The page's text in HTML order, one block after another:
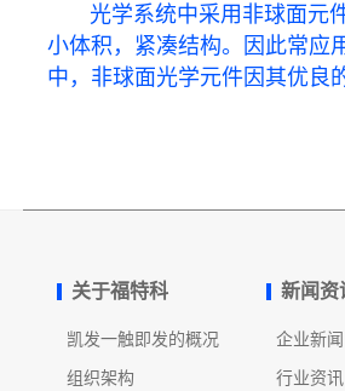
光学系统中采用非球面元件
小体积，紧凑结构。因此常应
中，非球面光学元件因其优良
关于福特科
凯发一触即发的概况
组织架构
新闻资
企业新闻
行业资讯